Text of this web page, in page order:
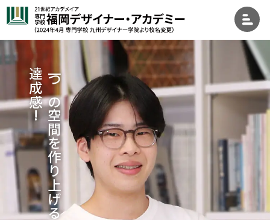
一
つ
の
空
間
を
作
り
上
げ
る
達
成
感
!